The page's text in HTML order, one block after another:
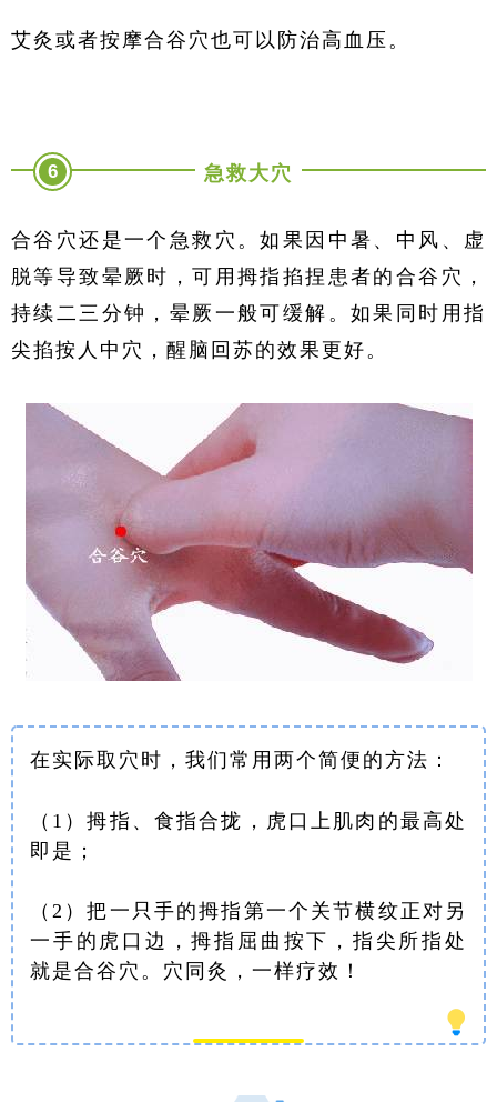
艾灸或者按摩合谷穴也可以防治高血压。
6 急救大穴
合谷穴还是一个急救穴。如果因中暑、中风、虚
脱等导致晕厥时，可用拇指掐捏患者的合谷穴，
持续二三分钟，晕厥一般可缓解。如果同时用指
尖掐按人中穴，醒脑回苏的效果更好。
在实际取穴时，我们常用两个简便的方法：
（1）拇指、食指合拢，虎口上肌肉的最高处
即是；
（2）把一只手的拇指第一个关节横纹正对另
一手的虎口边，拇指屈曲按下，指尖所指处
就是合谷穴。穴同灸，一样疗效！